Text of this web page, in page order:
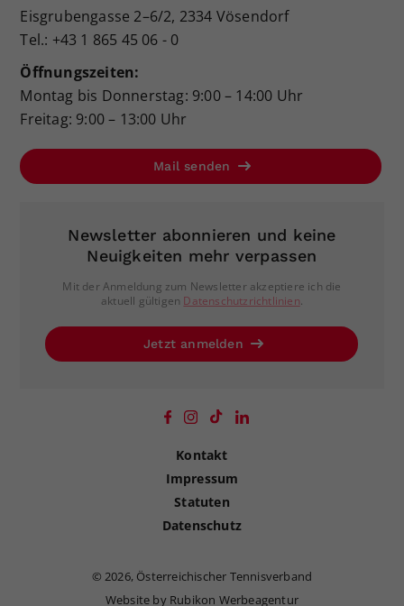
Eisgrubengasse 2–6/2, 2334 Vösendorf
Tel.: +43 1 865 45 06 - 0
Öffnungszeiten:
Montag bis Donnerstag: 9:00 – 14:00 Uhr
Freitag: 9:00 – 13:00 Uhr
Mail senden
Newsletter abonnieren und keine
Neuigkeiten mehr verpassen
Mit der Anmeldung zum Newsletter akzeptiere ich die
aktuell gültigen Datenschutzrichtlinien.
Jetzt anmelden
Kontakt
Impressum
Statuten
Datenschutz
©2026, Österreichischer Tennisverband
Website by Rubikon Werbeagentur